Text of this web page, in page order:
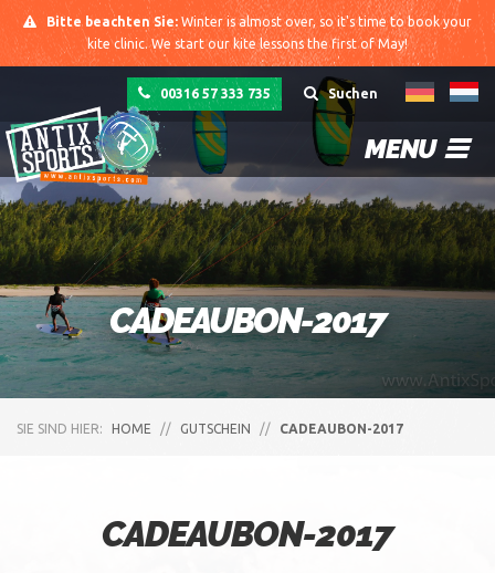
Bitte beachten Sie: Winter is almost over, so it's time to book your
kite clinic. We start our kite lessons the first of May!
Suchen
00316 57 333 735
MENU
CADEAUBON-2017
SIE SIND HIER: HOME // GUTSCHEIN // CADEAUBON-2017
CADEAUBON-2017